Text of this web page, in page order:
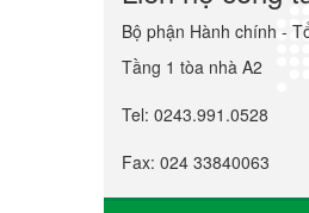
Bộ phận Hành chính -
Tầng 1 tòa nhà A2
Tel: 0243.991.0528
Fax: 024 33840063